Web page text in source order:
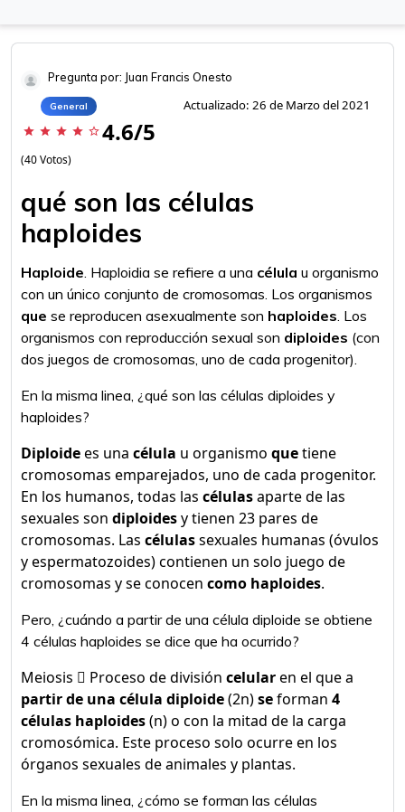
Pregunta por: Juan Francis Onesto
General Actualizado: 26 de Marzo del 2021
star star star star star_border 4.6/5
(40 Votos)
qué son las células
haploides
Haploide. Haploidia se refiere a una célula u organismo
con un único conjunto de cromosomas. Los organismos
que se reproducen asexualmente son haploides. Los
organismos con reproducción sexual son diploides (con
dos juegos de cromosomas, uno de cada progenitor).
En la misma linea, ¿qué son las células diploides y
haploides?
Diploidees una célula u organismo quetiene
cromosomas emparejados, uno de cada progenitor.
En los humanos, todas las célulasaparte de las
sexuales son diploidesy tienen 23 pares de
cromosomas. Las célulassexuales humanas (óvulos
y espermatozoides) contienen un solo juego de
cromosomas y se conocen como haploides.
Pero, ¿cuándo a partir de una célula diploide se obtiene
4 células haploides se dice que ha ocurrido?
Meiosis  Proceso de división celularen el que a
partir de una célula diploide(2n)seforman 4
células haploides(n) o con la mitad de la carga
cromosómica. Este proceso solo ocurre en los
órganos sexuales de animales y plantas.
En la misma linea, ¿cómo se forman las células